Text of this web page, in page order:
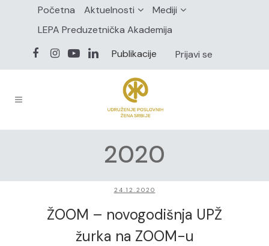
Početna Aktuelnosti
Mediji
LEPA Preduzetnička Akademija
Publikacije
Prijavi se
2020
24.12.2020
ŽOOM – novogodišnja UPŽ
žurka na ZOOM-u